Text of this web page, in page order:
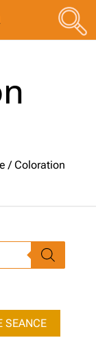
/ Coloration
SEANCE